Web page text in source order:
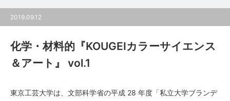
2019.09.12
化学・材料的『KOUGEIカラーサイエンス
＆アート』 vol.1
東京工芸大学は、文部科学省の平成 28 年度「私立大学ブランデ